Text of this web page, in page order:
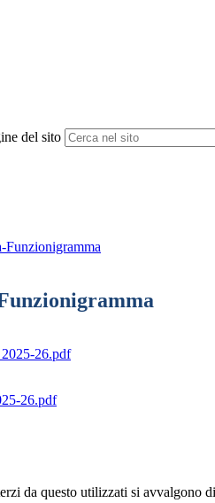
del sito
Funzionigramma
26.pdf
26.pdf
da questo utilizzati si avvalgono